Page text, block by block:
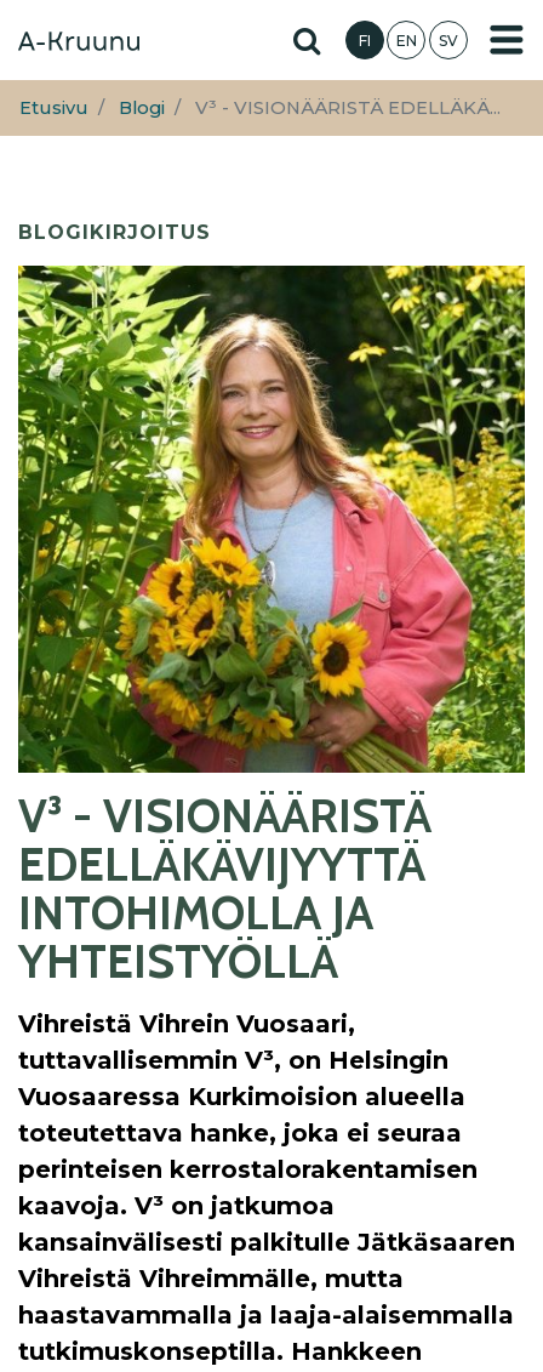
pääsisältöön
Hae sivustolta
FI EN SV
Etusivu Blogi V³ - VISIONÄÄRISTÄ EDELLÄKÄ...
BLOGIKIRJOITUS
V³ - VISIONÄÄRISTÄ
EDELLÄKÄVIJYYTTÄ
INTOHIMOLLA JA
YHTEISTYÖLLÄ
Vihreistä Vihrein Vuosaari,
tuttavallisemmin V³, on Helsingin
Vuosaaressa Kurkimoision alueella
toteutettava hanke, joka ei seuraa
perinteisen kerrostalorakentamisen
kaavoja. V³ on jatkumoa
kansainvälisesti palkitulle Jätkäsaaren
Vihreistä Vihreimmälle, mutta
haastavammalla ja laaja-alaisemmalla
tutkimuskonseptilla. Hankkeen